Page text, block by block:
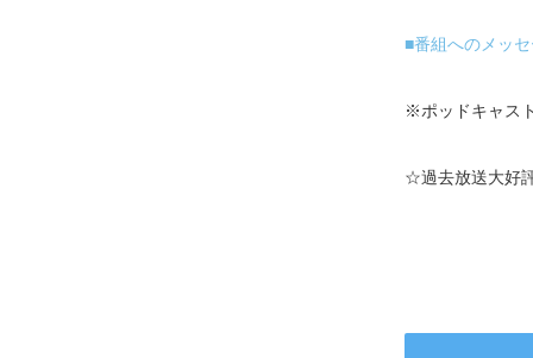
■番組へのメッ
※ポッドキャス
☆過去放送大好